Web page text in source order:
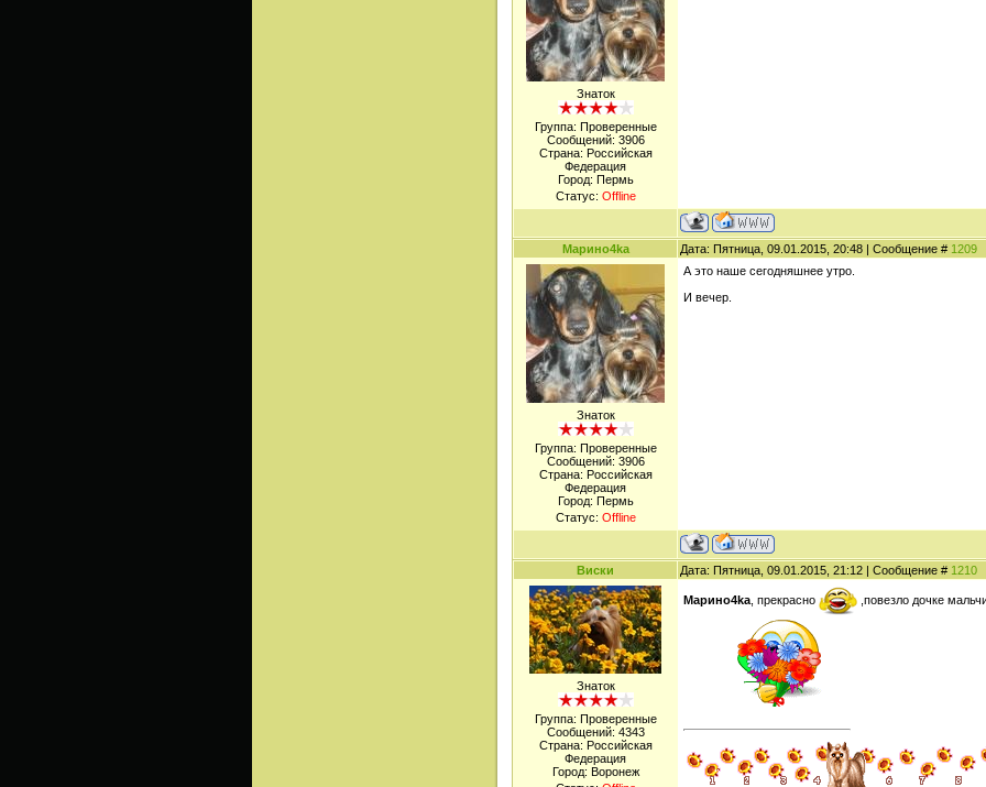
Знаток
Группа: Проверенные
Сообщений: 3906
Страна: Российская
Федерация
Город: Пермь
Статус: Offline
Марино4kа Дата: Пятница, 09.01.2015, 20:48 | Сообщение # 1209
Знаток
Группа: Проверенные
Сообщений: 3906
Страна: Российская
Федерация
Город: Пермь
Статус: Offline
А это наше сегодняшнее утро.
И вечер.
Виски Дата: Пятница, 09.01.2015, 21:12 | Сообщение # 1210
Знаток
Группа: Проверенные
Сообщений: 4343
Страна: Российская
Федерация
Город: Воронеж
Марино4kа , прекрасно ,повезло дочке